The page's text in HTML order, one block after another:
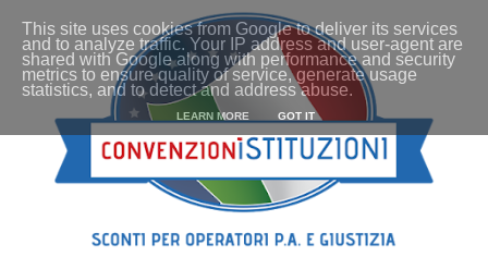
This site uses cookies from Google to deliver its services
and to analyze traffic. Your IP address and user-agent are
shared with Google along with performance and security
metrics to ensure quality of service, generate usage
statistics, and to detect and address abuse.
LEARN MORE GOT IT